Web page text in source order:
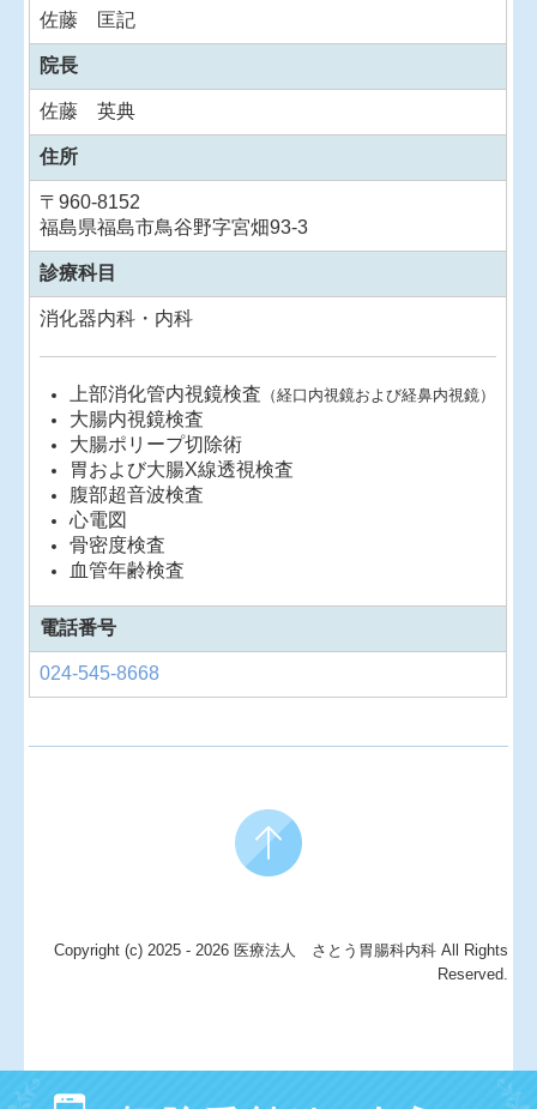
佐藤 匡記
院長
佐藤 英典
住所
〒960-8152
福島県福島市鳥谷野字宮畑93-3
診療科目
消化器内科・内科
上部消化管内視鏡検査 （経口内視鏡および経鼻内視鏡）
大腸内視鏡検査
大腸ポリープ切除術
胃および大腸X線透視検査
腹部超音波検査
心電図
骨密度検査
血管年齢検査
電話番号
024-545-8668
Copyright (c) 2025 - 2026 医療法人 さとう胃腸科内科 All Rights
Reserved.